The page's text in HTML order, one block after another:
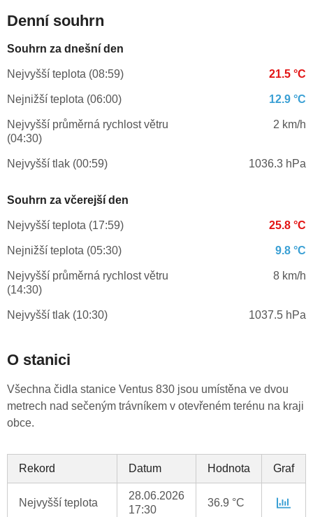
Denní souhrn
Souhrn za dnešní den
Nejvyšší teplota (08:59) 21.5 °C
Nejnižší teplota (06:00) 12.9 °C
Nejvyšší průměrná rychlost větru
(04:30)
2 km/h
Nejvyšší tlak (00:59) 1036.3 hPa
Souhrn za včerejší den
Nejvyšší teplota (17:59) 25.8 °C
Nejnižší teplota (05:30) 9.8 °C
Nejvyšší průměrná rychlost větru
(14:30)
8 km/h
Nejvyšší tlak (10:30) 1037.5 hPa
O stanici
Všechna čidla stanice Ventus 830 jsou umístěna ve dvou
metrech nad sečeným trávníkem v otevřeném terénu na kraji
obce.
Rekord Datum Hodnota Graf
Nejvyšší teplota
28.06.2026
17:30
36.9 °C